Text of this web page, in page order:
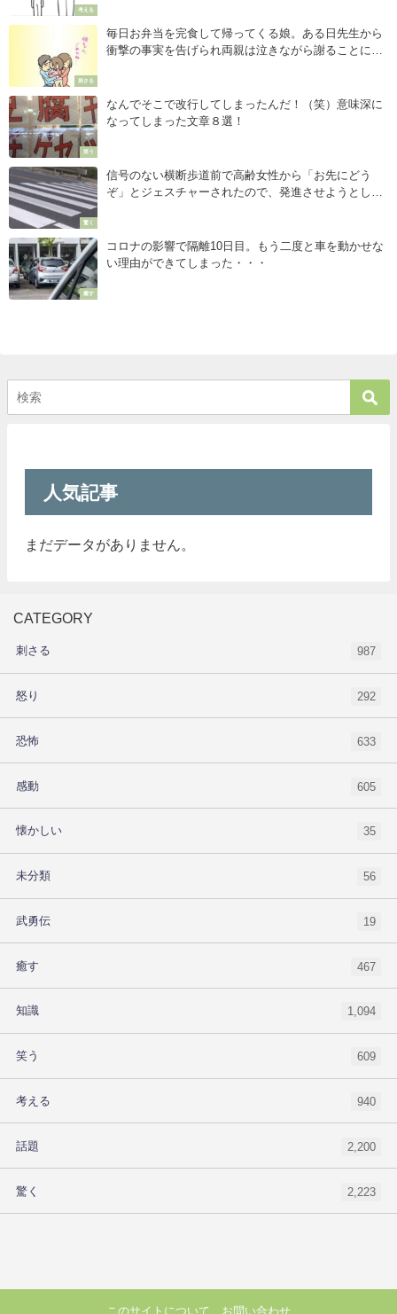
考える
刺さる
毎日お弁当を完食して帰ってくる娘。ある日先生から
衝撃の事実を告げられ両親は泣きながら謝ることに。
笑う
なんでそこで改行してしまったんだ！（笑）意味深に
なってしまった文章８選！
驚く
信号のない横断歩道前で高齢女性から「お先にどう
ぞ」とジェスチャーされたので、発進させようとした
癒す
コロナの影響で隔離10日目。もう二度と車を動かせな
い理由ができてしまった・・・
人気記事
まだデータがありません。
CATEGORY
刺さる 987
怒り 292
恐怖 633
感動 605
懐かしい 35
未分類 56
武勇伝 19
癒す 467
知識 1,094
笑う 609
考える 940
話題 2,200
驚く 2,223
このサイトについて お問い合わせ